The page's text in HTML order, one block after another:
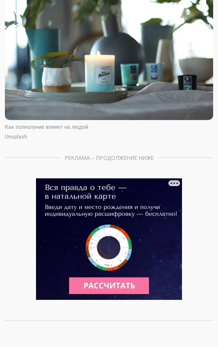
Как полнолуние влияет на людей
Unsplash
РЕКЛАМА – ПРОДОЛЖЕНИЕ НИЖЕ